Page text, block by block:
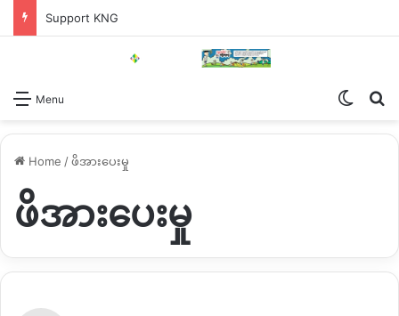
Support KNG
Menu
Home /ဖိအားပေးမှု
ဖိအားပေးမှု